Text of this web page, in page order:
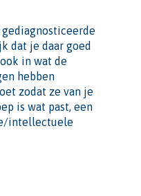
dat je daar goed
in wat de
hebben
zodat ze van je
is wat past, een
intellectuele